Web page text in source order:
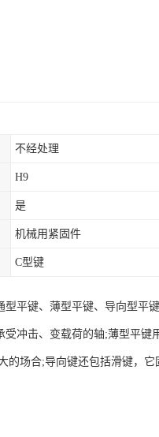
不经处理
H9
是
机械用紧固件
C型键
平键、薄型平键、导向型平
冲击、变载荷的轴;薄型平键
的场合;导向键还包括滑键，它